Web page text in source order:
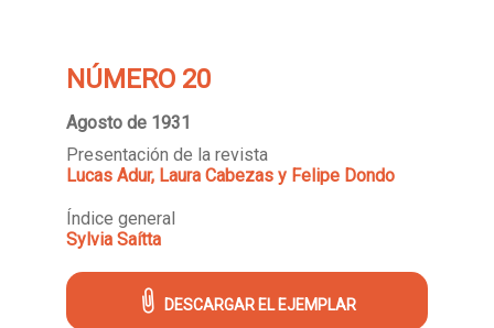
NÚMERO 20
Agosto de 1931
Presentación de la revista
Lucas Adur, Laura Cabezas y Felipe Dondo
Índice general
Sylvia Saítta
DESCARGAR EL EJEMPLAR